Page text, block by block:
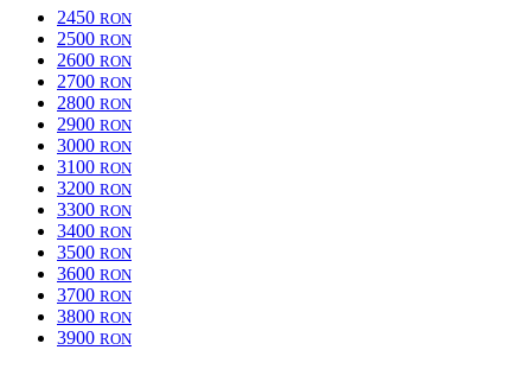
2450 RON
2500 RON
2600 RON
2700 RON
2800 RON
2900 RON
3000 RON
3100 RON
3200 RON
3300 RON
3400 RON
3500 RON
3600 RON
3700 RON
3800 RON
3900 RON